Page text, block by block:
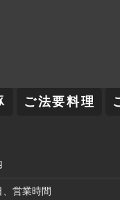
ご法要料理
、営業時間